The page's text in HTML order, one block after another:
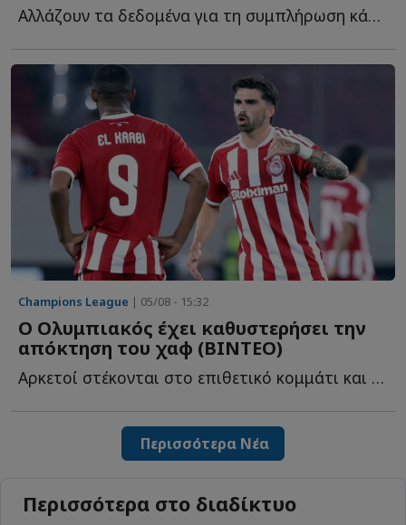
Αλλάζουν τα δεδομένα για τη συμπλήρωση κάρτων των ποδοσφαιριστών κ...
Champions League | 05/08 - 15:32
Ο Ολυμπιακός έχει καθυστερήσει την
απόκτηση του χαφ (ΒΙΝΤΕΟ)
Αρκετοί στέκονται στο επιθετικό κομμάτι και στο ότι ο...
Περισσότερα Νέα
Περισσότερα στο διαδίκτυο